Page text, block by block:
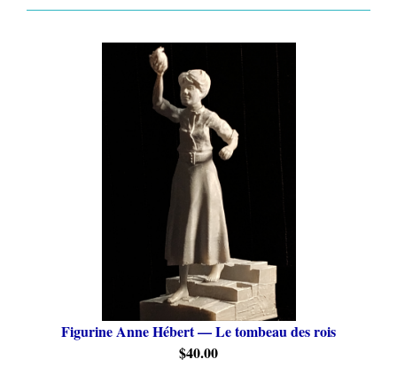
Figurine Anne Hébert — Le tombeau des rois
$40.00